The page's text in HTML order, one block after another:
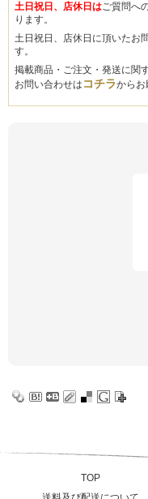
土日祝日、店休日はご質問へ
ります。
土日祝日、店休日に頂いたお
す。
掲載商品・ご注文・発送に関
お問い合わせは コチラからお
TOP